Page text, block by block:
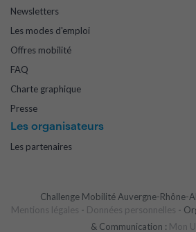
Newsletters
Les modes d'emploi
Offres mobilité
FAQ
Charte graphique
Presse
Les organisateurs
Les partenaires
Challenge Mobilité Auvergne-
Mentions légales - Données personnelles -
& Communication : Mon